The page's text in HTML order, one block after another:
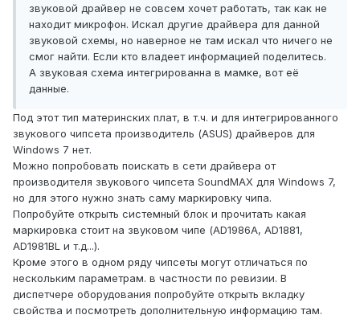
звуковой драйвер не совсем хочет работать, так как не
находит микрофон. Искал другие драйвера для данной
звуковой схемы, но наверное не там искал что ничего не
смог найти. Если кто владеет информацией поделитесь.
А звуковая схема интегрированна в мамке, вот её
данные.
Под этот тип материнских плат, в т.ч. и для интегрированного
звукового чипсета производитель (ASUS) драйверов для
Windows 7 нет.
Можно попробовать поискать в сети драйвера от
производителя звукового чипсета SoundMAX для Windows 7,
но для этого нужно знать саму маркировку чипа.
Попробуйте открыть системный блок и прочитать какая
маркировка стоит на звуковом чипе (AD1986A, AD1881,
AD1981BL и т.д...).
Кроме этого в одном ряду чипсеты могут отличаться по
нескольким параметрам. в частности по ревизии. В
диспетчере оборудования попробуйте открыть вкладку
свойства и посмотреть дополнительную информацию там.